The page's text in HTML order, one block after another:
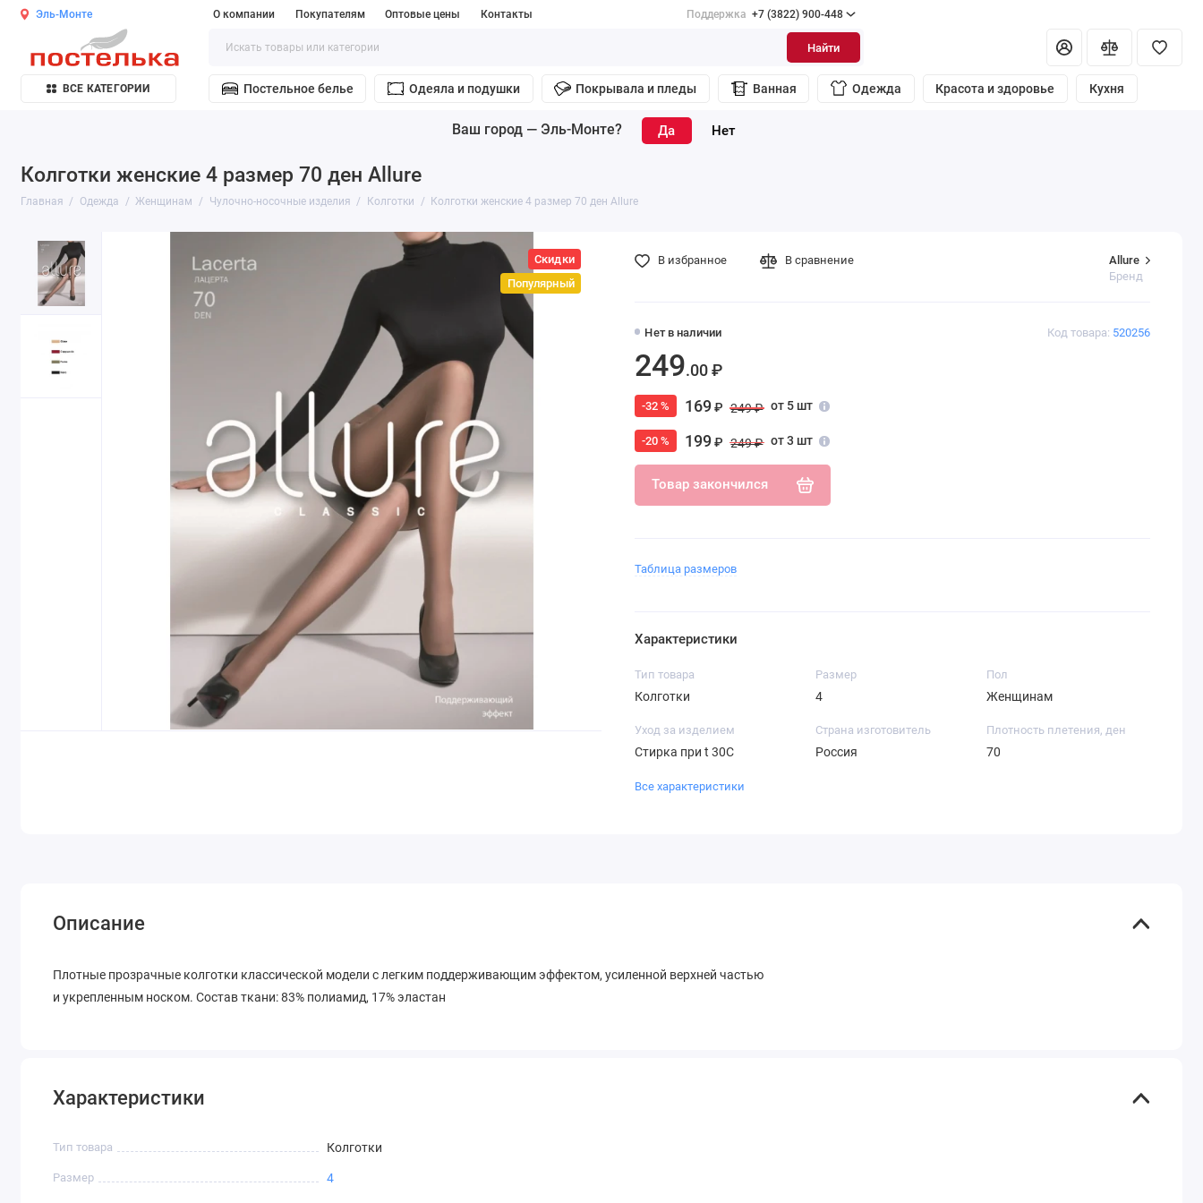
Эль-Монте О компании Покупателям Оптовые цены Контакты Поддержка +7 (3822) 900-448
Найти
ВСЕ КАТЕГОРИИ Постельное белье Одеяла и подушки Покрывала и пледы Ванная Одежда Красота и здоровье Кухня
Ваш город — Эль-Монте?
Колготки женские 4 размер 70 ден Allure
Главная Одежда Женщинам Чулочно-носочные изделия Колготки Колготки женские 4 размер 70 ден Allure
Скидки
Популярный
Код товара: 520256
Allure
Бренд
Нет в наличии
249.00 ₽
-32 % 169₽ 249 ₽ от 5 шт
-20 % 199₽ 249 ₽ от 3 шт
Товар закончился
В избранное В сравнение
Таблица размеров
Характеристики
Тип товара
Колготки
Размер
4
Пол
Женщинам
Уход за изделием
Стирка при t 30С
Страна изготовитель
Россия
Плотность плетения, ден
70
Все характеристики
Описание
Плотные прозрачные колготки классической модели с легким поддерживающим эффектом, усиленной верхней частью
и укрепленным носком. Состав ткани: 83% полиамид, 17% эластан
Характеристики
Тип товара Колготки
Размер 4